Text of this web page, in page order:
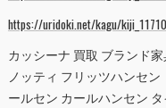
https://uridoki.net/kagu/
カッシーナ 買取 ブランド
ノッティ フリッツハンセ
ールセン カールハンセン